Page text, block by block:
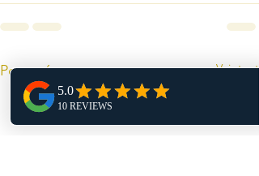
Posts récents Voir tout